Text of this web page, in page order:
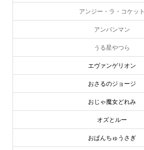
アンジー・ラ・コケット
アンパンマン
うる星やつら
エヴァンゲリオン
おさるのジョージ
おじゃ魔女どれみ
オズとルー
おぱんちゅうさぎ